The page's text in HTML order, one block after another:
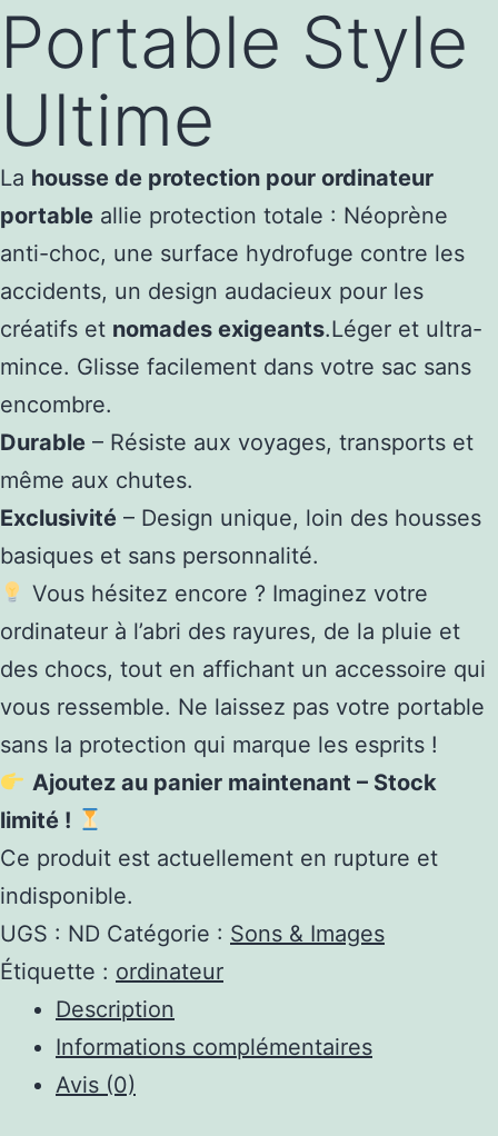
Portable Style
Ultime
La housse de protection pour ordinateur
portable allie protection totale : Néoprène
anti-choc, une surface hydrofuge contre les
accidents, un design audacieux pour les
créatifs et nomades exigeants.Léger et ultra-
mince. Glisse facilement dans votre sac sans
encombre.
Durable – Résiste aux voyages, transports et
même aux chutes.
Exclusivité – Design unique, loin des housses
basiques et sans personnalité.
Vous hésitez encore ? Imaginez votre
ordinateur à l’abri des rayures, de la pluie et
des chocs, tout en affichant un accessoire qui
vous ressemble. Ne laissez pas votre portable
sans la protection qui marque les esprits !
Ajoutez au panier maintenant – Stock
limité !
Ce produit est actuellement en rupture et
indisponible.
UGS : ND Catégorie : Sons & Images
Étiquette : ordinateur
Description
Informations complémentaires
Avis (0)